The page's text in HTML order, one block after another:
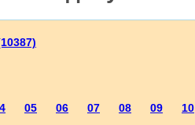
05 06 07 08 09 10